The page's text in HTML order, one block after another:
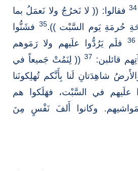
34 فقالوا: (( لا نَخرُجُ ولا نَعمَلُ بما
حُرمَةِ يَوم السَّبْت )).35 فشَنُّوا
36فلَم يَرُدُّوا علَيهم ولا رَمَوهم
قائلبن: 37(( لِنَمُتْ جَميعاً في
شاهِدَتانِ لَنا بِأَنَّكم تُهلِكونَنا
علَيهم في السَّبْت، فهَلَكوا هم
وكانوا أَلفَ نَفْسٍ مِنَ